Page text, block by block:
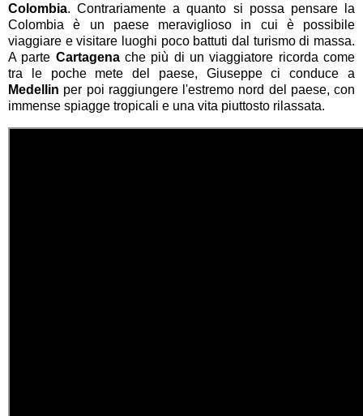
Colombia. Contrariamente a quanto si possa pensare la
Colombia è un paese meraviglioso in cui è possibile
viaggiare e visitare luoghi poco battuti dal turismo di massa.
A parte Cartagenache più di un viaggiatore ricorda come
tra le poche mete del paese, Giuseppe ci conduce a
Medellin per poi raggiungere l'estremo nord del paese, con
immense spiagge tropicali e una vita piuttosto rilassata.